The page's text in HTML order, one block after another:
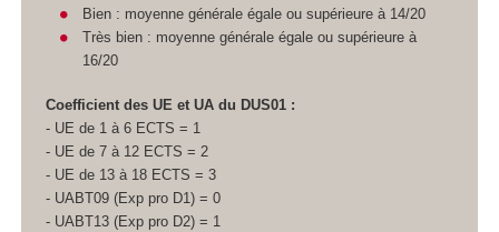
Bien : moyenne générale égale ou supérieure à 14/20
Très bien : moyenne générale égale ou supérieure à
16/20
Coefficient des UE et UA du DUS01 :
- UE de 1 à 6 ECTS = 1
- UE de 7 à 12 ECTS = 2
- UE de 13 à 18 ECTS = 3
- UABT09 (Exp pro D1) = 0
- UABT13 (Exp pro D2) = 1